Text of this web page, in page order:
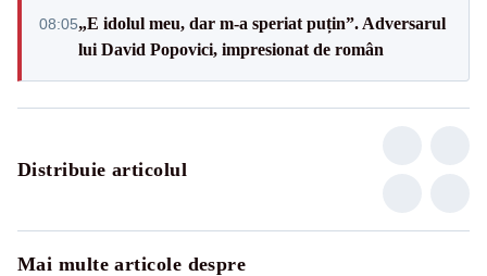
08:05„E idolul meu, dar m-a speriat puțin”. Adversarul
lui David Popovici, impresionat de român
Distribuie articolul
Mai multe articole despre